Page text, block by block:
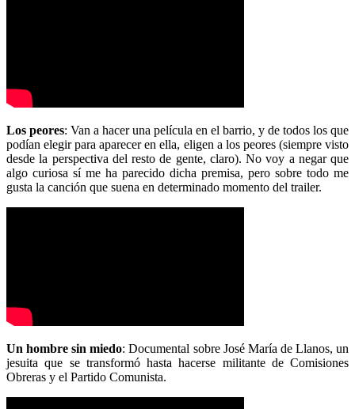
Los peores: Van a hacer una película en el barrio, y de todos los que
podían elegir para aparecer en ella, eligen a los peores (siempre visto
desde la perspectiva del resto de gente, claro). No voy a negar que
algo curiosa sí me ha parecido dicha premisa, pero sobre todo me
gusta la canción que suena en determinado momento del trailer.
Un hombre sin miedo: Documental sobre José María de Llanos, un
jesuita que se transformó hasta hacerse militante de Comisiones
Obreras y el Partido Comunista.